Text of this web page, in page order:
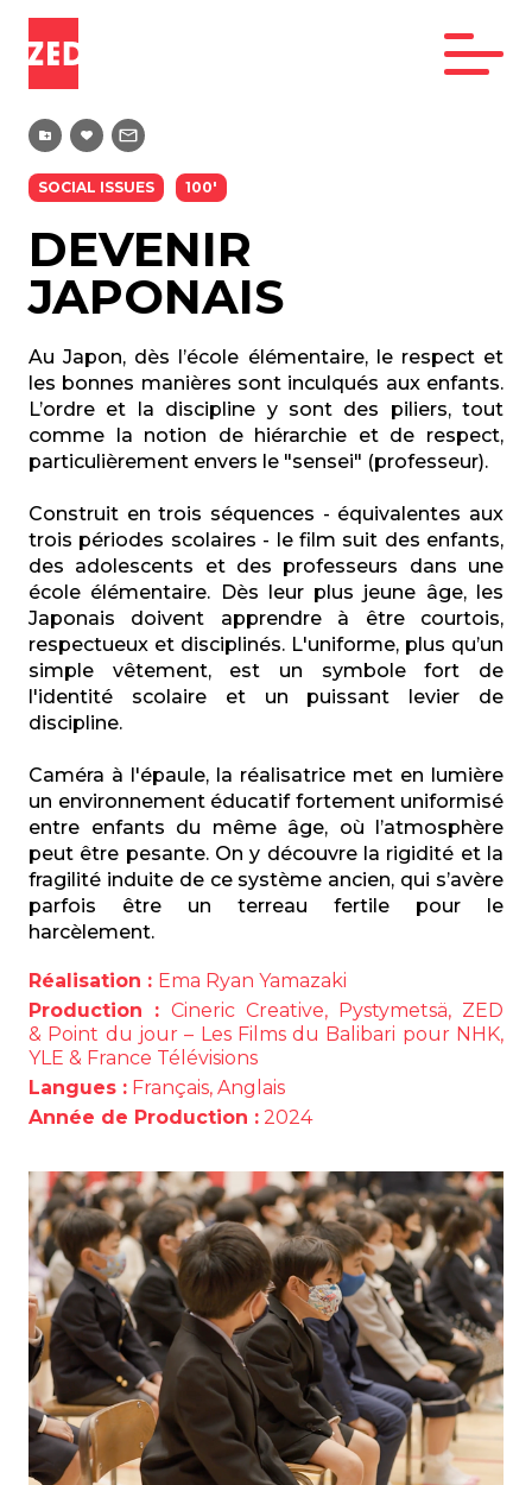
SOCIAL ISSUES 100'
DEVENIR
JAPONAIS
Au Japon, dès l’école élémentaire, le respect et
les bonnes manières sont inculqués aux enfants.
L’ordre et la discipline y sont des piliers, tout
comme la notion de hiérarchie et de respect,
particulièrement envers le "sensei" (professeur).
Construit en trois séquences - équivalentes aux
trois périodes scolaires - le film suit des enfants,
des adolescents et des professeurs dans une
école élémentaire. Dès leur plus jeune âge, les
Japonais doivent apprendre à être courtois,
respectueux et disciplinés. L'uniforme, plus qu’un
simple vêtement, est un symbole fort de
l'identité scolaire et un puissant levier de
discipline.
Caméra à l'épaule, la réalisatrice met en lumière
un environnement éducatif fortement uniformisé
entre enfants du même âge, où l’atmosphère
peut être pesante. On y découvre la rigidité et la
fragilité induite de ce système ancien, qui s’avère
parfois être un terreau fertile pour le
harcèlement.
Réalisation : Ema Ryan Yamazaki
Production : Cineric Creative, Pystymetsä, ZED
& Point du jour – Les Films du Balibari pour NHK,
YLE & France Télévisions
Langues : Français, Anglais
Année de Production : 2024